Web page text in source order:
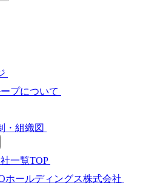
プについて
・組織図
一覧TOP
ホールディングス株式会社